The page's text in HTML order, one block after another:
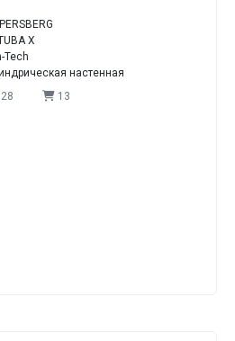
X
Tech
настенная
28 13